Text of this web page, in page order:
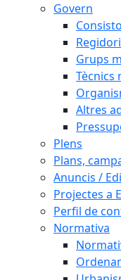
Govern
Grups
Tècnics
Altres
Plens
Plans,
Anuncis /
Projectes a
Perfil de
Normativa